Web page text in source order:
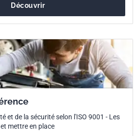
Découvrir
et de la sécurité selon l'ISO 9001 - Les
mettre en place